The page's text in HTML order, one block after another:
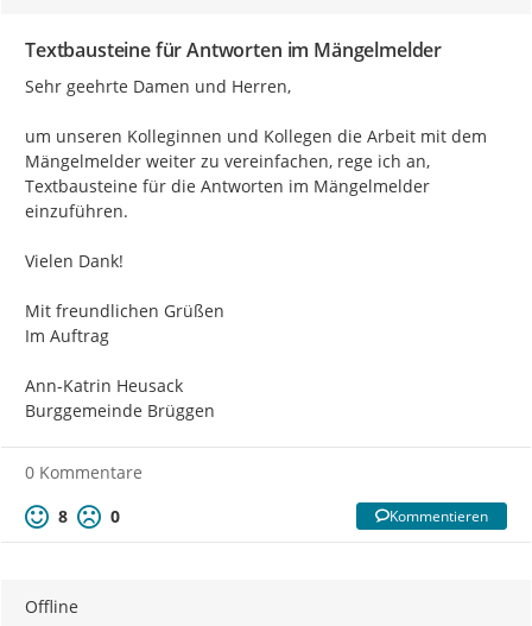
Textbausteine für Antworten im Mängelmelder
Sehr geehrte Damen und Herren,
um unseren Kolleginnen und Kollegen die Arbeit mit dem
Mängelmelder weiter zu vereinfachen, rege ich an,
Textbausteine für die Antworten im Mängelmelder
einzuführen.
Vielen Dank!
Mit freundlichen Grüßen
Im Auftrag
Ann-Katrin Heusack
Burggemeinde Brüggen
0 Kommentare
8
0 Kommentieren
Offline